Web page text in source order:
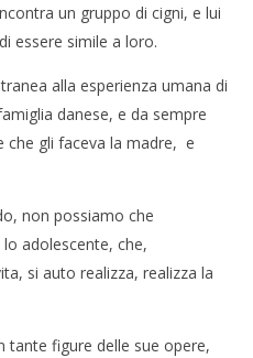
un gruppo di cigni, e lui
essere simile a loro.
alla esperienza umana di
danese, e da sempre
che gli faceva la madre, e
non possiamo che
adolescente, che,
si auto realizza, realizza la
tante figure delle sue opere,